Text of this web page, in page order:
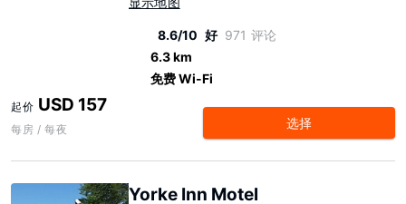
8.6/10 好 971 评论
6.3 km
免费 Wi-Fi
起价 USD 157
每房 / 每夜 选择
Yorke Inn Motel